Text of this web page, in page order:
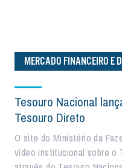
MERCADO FINANCEIRO E
Tesouro Nacional
Tesouro Direto
O site do Ministério da
vídeo institucional sobre o